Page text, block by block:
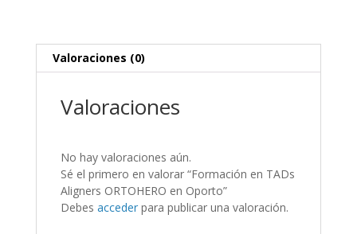
Valoraciones (0)
Valoraciones
No hay valoraciones aún.
Sé el primero en valorar “Formación en TADs
Aligners ORTOHERO en Oporto”
Debes accederpara publicar una valoración.